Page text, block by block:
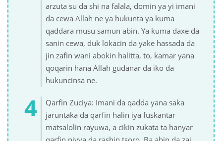
arzuta su da shi na falala, domin ya yi imani
da cewa Allah ne ya hukunta ya kuma
qaddara musu samun abin. Ya kuma daxe da
sanin cewa, duk lokacin da yake hassada da
jin zafin wani abokin halitta, to, kamar yana
qoqarin hana Allah gudanar da iko da
hukuncinsa ne.
Qarfin Zuciya: Imani da qadda yana saka
jaruntaka da qarfin halin iya fuskantar
matsalolin rayuwa, a cikin zukata ta hanyar